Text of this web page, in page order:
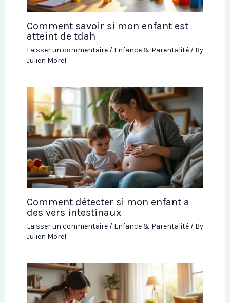
Comment savoir si mon enfant est
atteint de tdah
Laisser un commentaire / Enfance & Parentalité/ By
Julien Morel
Comment détecter si mon enfant a
des vers intestinaux
Laisser un commentaire / Enfance & Parentalité/ By
Julien Morel